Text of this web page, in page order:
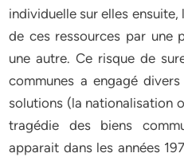
individuelle sur elles ensuite,
de ces ressources par une
une autre. Ce risque de
communes a engagé
solutions (la nationalisation
tragédie des biens
apparait dans les années